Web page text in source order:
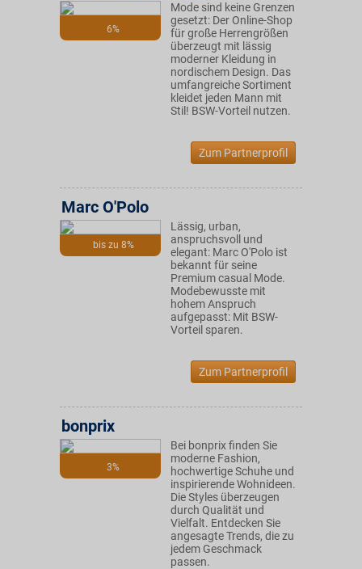
6%
Mode sind keine Grenzen
gesetzt: Der Online-Shop
für große Herrengrößen
überzeugt mit lässig
moderner Kleidung in
nordischem Design. Das
umfangreiche Sortiment
kleidet jeden Mann mit
Stil! BSW-Vorteil nutzen.
Zum Partnerprofil
bis zu 8%
Marc O'Polo
Lässig, urban,
anspruchsvoll und
elegant: Marc O'Polo ist
bekannt für seine
Premium casual Mode.
Modebewusste mit
hohem Anspruch
aufgepasst: Mit BSW-
Vorteil sparen.
Zum Partnerprofil
3%
bonprix
Bei bonprix finden Sie
moderne Fashion,
hochwertige Schuhe und
inspirierende Wohnideen.
Die Styles überzeugen
durch Qualität und
Vielfalt. Entdecken Sie
angesagte Trends, die zu
jedem Geschmack
passen.